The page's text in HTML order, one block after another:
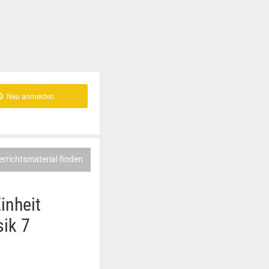
Neu anmelden
finden
7